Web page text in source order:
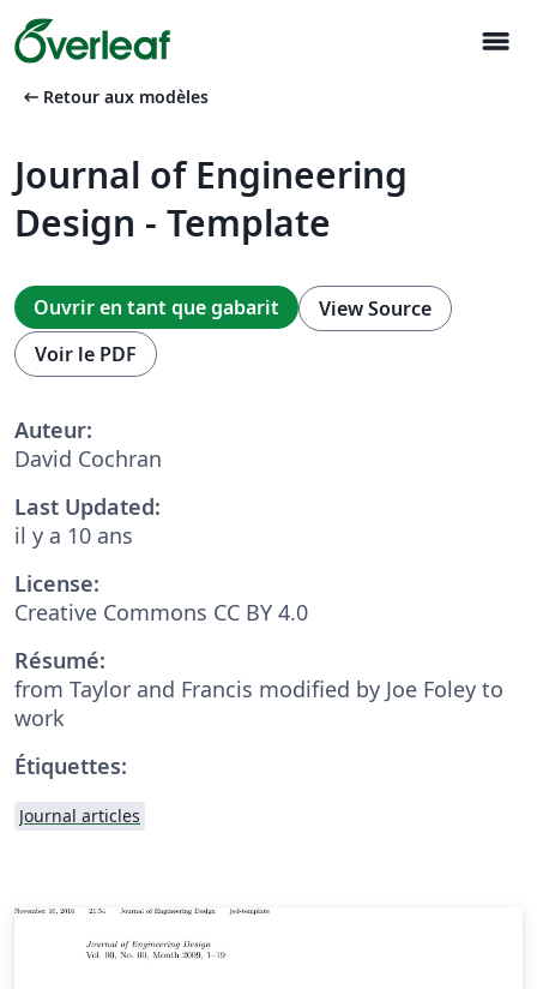
menu
arrow_left_alt Retour aux modèles
Journal of Engineering
Design - Template
Ouvrir en tant que gabarit
View Source
Voir le PDF
Auteur:
David Cochran
Last Updated:
il y a 10 ans
License:
Creative Commons CC BY 4.0
Résumé:
from Taylor and Francis modified by Joe Foley to
work
Étiquettes:
Journal articles